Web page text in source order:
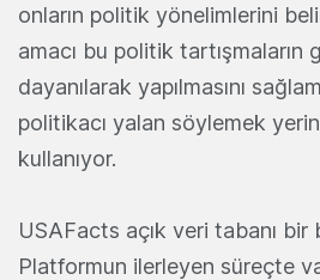
onların politik yönelimlerini
amacı bu politik tartışmaların
dayanılarak yapılmasını
politikacı yalan söylemek
kullanıyor.
USAFacts açık veri tabanı bir
Platformun ilerleyen süreçte